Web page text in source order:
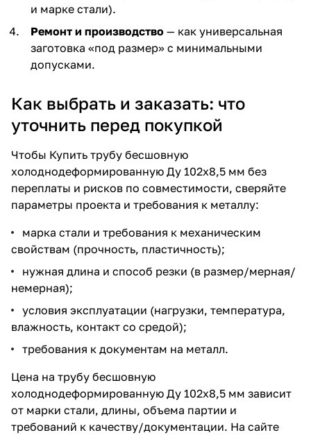
и марке стали).
Ремонт и производство — как универсальная
заготовка «под размер» с минимальными
допусками.
Как выбрать и заказать: что
уточнить перед покупкой
Чтобы Купить трубу бесшовную
холоднодеформированную Ду 102х8,5 мм без
переплаты и рисков по совместимости, сверяйте
параметры проекта и требования к металлу:
марка стали и требования к механическим
свойствам (прочность, пластичность);
нужная длина и способ резки (в размер/мерная/
немерная);
условия эксплуатации (нагрузки, температура,
влажность, контакт со средой);
требования к документам на металл.
Цена на трубу бесшовную
холоднодеформированную Ду 102х8,5 мм зависит
от марки стали, длины, объема партии и
требований к качеству/документации. На сайте